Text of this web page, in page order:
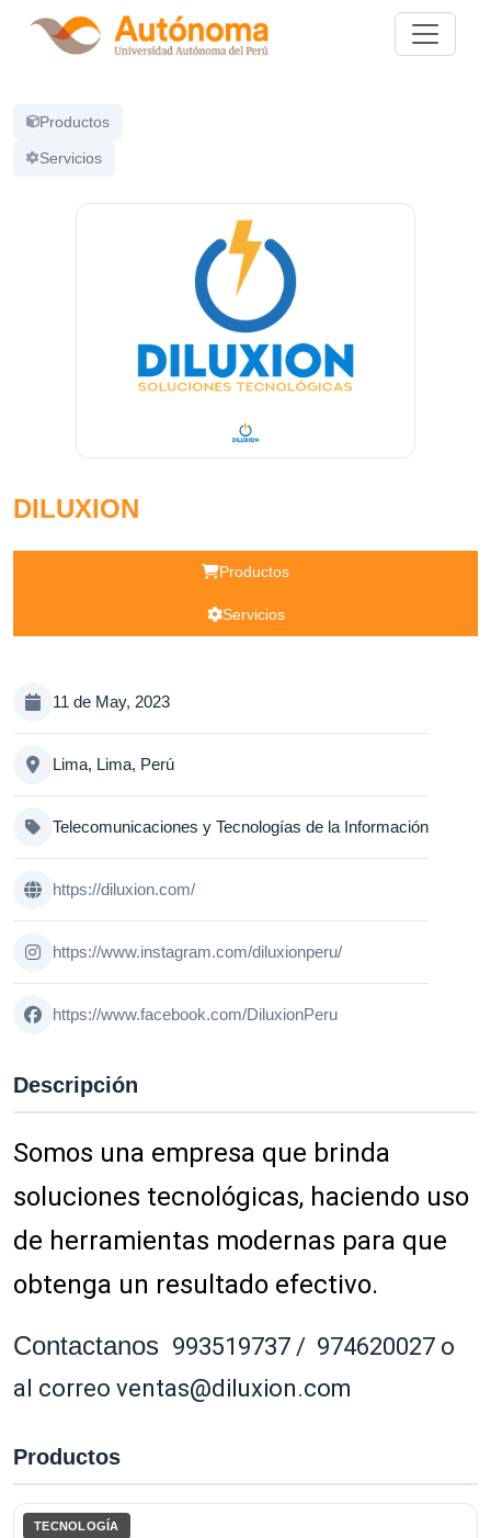
Productos
Servicios
DILUXION
Productos
Servicios
11 de May, 2023
Lima, Lima, Perú
Telecomunicaciones y Tecnologías de la Información
https://diluxion.com/
https://www.instagram.com/diluxionperu/
https://www.facebook.com/DiluxionPeru
Descripción
Somos una empresa que brinda
soluciones tecnológicas, haciendo uso
de herramientas modernas para que
obtenga un resultado efectivo.
Contactanos 993519737 / 974620027 o
al correo ventas@diluxion.com
Productos
TECNOLOGÍA